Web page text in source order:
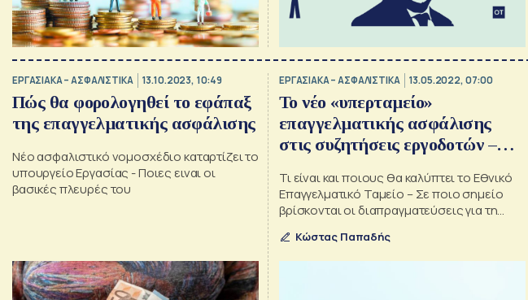
ΕΡΓΑΣΙΑΚΑ – ΑΣΦΑΛΙΣΤΙΚΑ 13.10.2023, 10:49
Πώς θα φορολογηθεί το εφάπαξ
της επαγγελματικής ασφάλισης
Νέο ασφαλιστικό νομοσχέδιο καταρτίζει το
υπουργείο Εργασίας - Ποιες ειναι οι
βασικές πλευρές του
ΕΡΓΑΣΙΑΚΑ – ΑΣΦΑΛΙΣΤΙΚΑ 13.05.2022, 07:00
Το νέο «υπερταμείο»
επαγγελματικής ασφάλισης
στις συζητήσεις εργοδοτών –
Τι είναι και ποιους θα καλύπτει το Εθνικό
Επαγγελματικό Ταμείο – Σε ποιο σημείο
βρίσκονται οι διαπραγματεύσεις για τη
Κώστας Παπαδής